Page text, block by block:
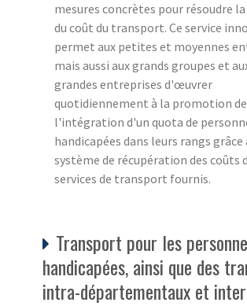
mesures concrètes pour résoudre
du coût du transport. Ce service
permet aux petites et moyennes
mais aussi aux grands groupes et
grandes entreprises d'œuvrer
quotidiennement à la promotion de
l'intégration d'un quota de
handicapées dans leurs rangs grâce
système de récupération des coûts
services de transport fournis.
Transport pour les
handicapées, ainsi que des
intra-départementaux et